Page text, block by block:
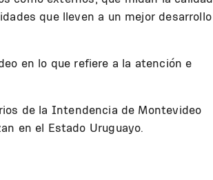
que lleven a un mejor desarrollo
en lo que refiere a la atención e
de la Intendencia de Montevideo
en el Estado Uruguayo.